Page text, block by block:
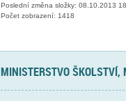
Poslední změna složky: 08.10.2013
Počet zobrazení: 1418
MINISTERSTVO ŠKOLSTVÍ,